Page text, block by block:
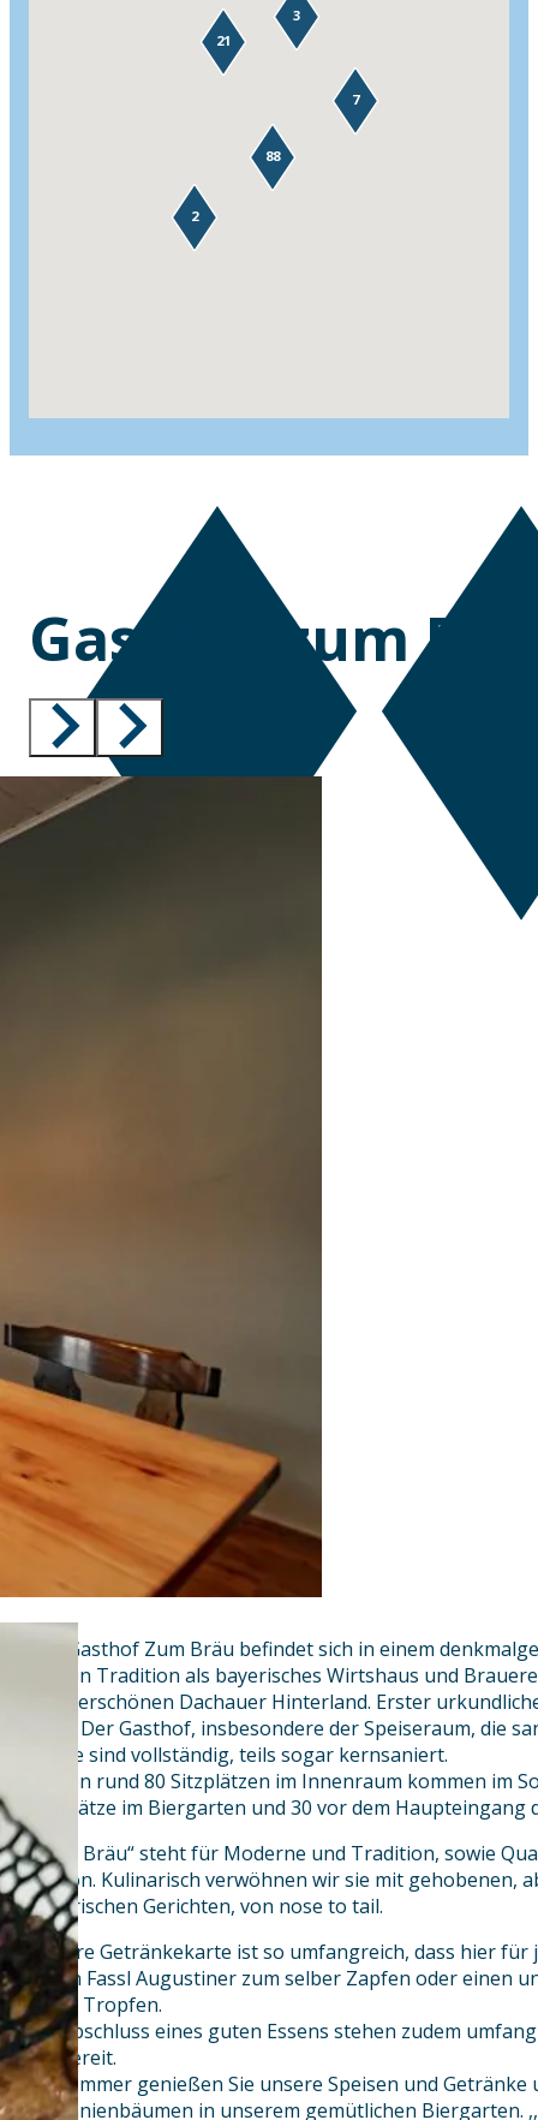
88
7
21
2
3
Gasthof zum
Der Gasthof Zum Bräu befindet sich in einem
langen Tradition als bayerisches Wirtshaus und
wunderschönen Dachauer Hinterland. Erster
1772. Der Gasthof, insbesondere der Speiseraum, die
Küche sind vollständig, teils sogar kernsaniert.
Zu den rund 80 Sitzplätzen im Innenraum kommen im
Sitzplätze im Biergarten und 30 vor dem Haupteingang
„Zum Bräu“ steht für Moderne und Tradition, sowie
Region. Kulinarisch verwöhnen wir sie mit gehobenen,
bayerischen Gerichten, von nose to tail.
Unsere Getränkekarte ist so umfangreich, dass hier
es ein Fassl Augustiner zum selber Zapfen oder einen
edlen Tropfen.
Als Abschluss eines guten Essens stehen zudem
sie bereit.
Im Sommer genießen Sie unsere Speisen und
Kastanienbäumen in unserem gemütlichen Biergarten.